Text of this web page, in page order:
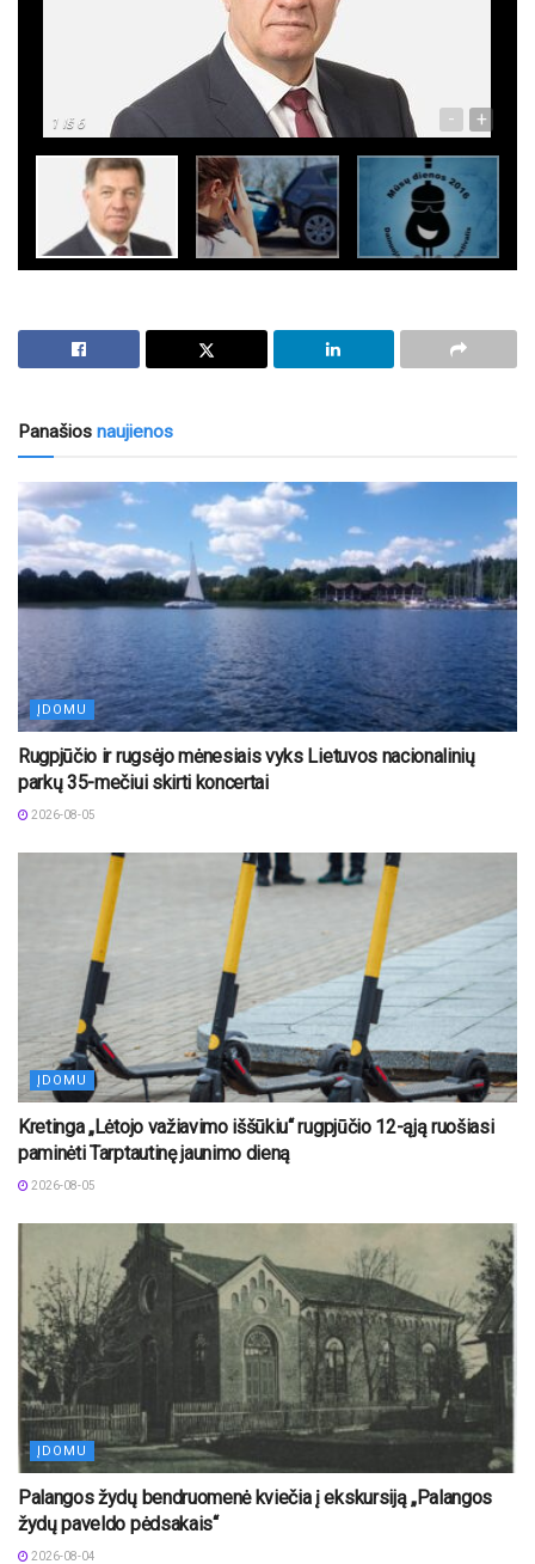
1 Iš 6 - +
Panašios naujienos
ĮDOMU
Rugpjūčio ir rugsėjo mėnesiais vyks Lietuvos nacionalinių
parkų 35-mečiui skirti koncertai
2026-08-05
ĮDOMU
Kretinga „Lėtojo važiavimo iššūkiu“ rugpjūčio 12-ąją ruošiasi
paminėti Tarptautinę jaunimo dieną
2026-08-05
ĮDOMU
Palangos žydų bendruomenė kviečia į ekskursiją „Palangos
žydų paveldo pėdsakais“
2026-08-04